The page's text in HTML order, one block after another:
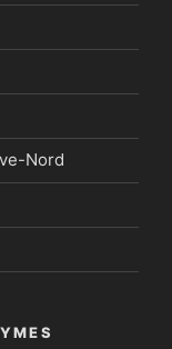
Nord